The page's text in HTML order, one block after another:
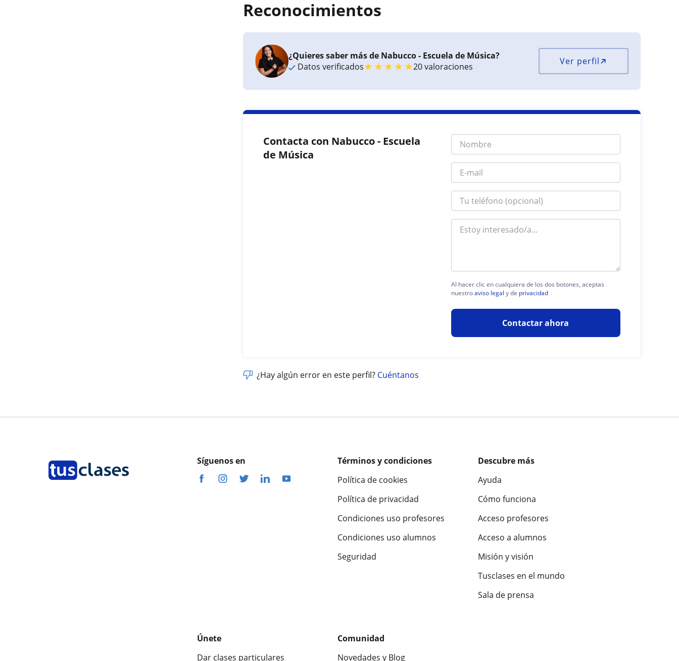
Reconocimientos
¿Quieres saber más de Nabucco - Escuela de Música?
Datos verificados★★★★★20 valoraciones Ver perfil
Contacta con Nabucco - Escuela
de Música
Al hacer clic en cualquiera de los dos botones, aceptas
nuestroaviso legal y de privacidad
Contactar ahora
¿Hay algún error en este perfil? Cuéntanos
Síguenos en
Términos y condiciones
Política de cookies
Política de privacidad
Condiciones uso profesores
Condiciones uso alumnos
Seguridad
Descubre más
Ayuda
Cómo funciona
Acceso profesores
Acceso a alumnos
Misión y visión
Tusclases en el mundo
Sala de prensa
Únete
Dar clases particulares
Comunidad
Novedades y Blog